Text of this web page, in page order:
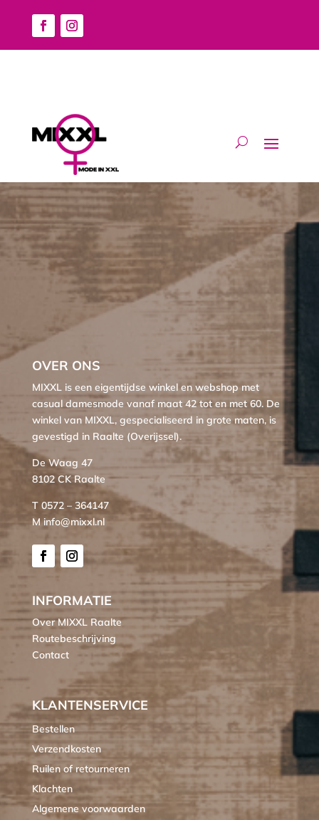
Home/Accessoires/Sieraden/ Divers
Geen producten gevonden die aan je
zoekcriteria voldoen.
OVER ONS
MIXXL is een eigentijdse winkel en webshop met
casual damesmode vanaf maat 42 tot en met 60. De
winkel van MIXXL, gespecialiseerd in grote maten, is
gevestigd in Raalte (Overijssel).
De Waag 47
8102 CK Raalte
T 0572 – 364147
M info@mixxl.nl
INFORMATIE
Over MIXXL Raalte
Routebeschrijving
Contact
KLANTENSERVICE
Bestellen
Verzendkosten
Ruilen of retourneren
Klachten
Algemene voorwaarden